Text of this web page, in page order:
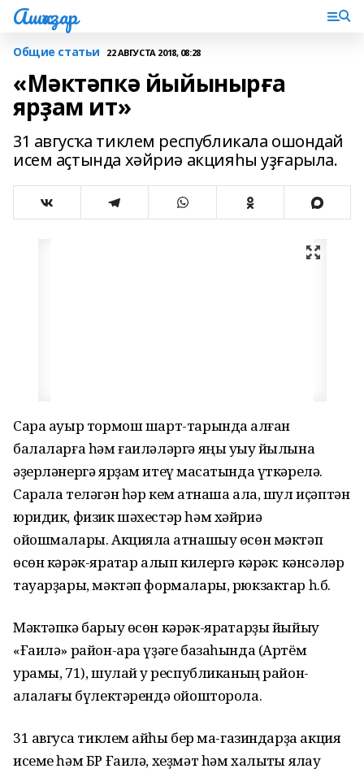
Ашҡаҙар
Общие статьи 22 АВГУСТА 2018, 08:28
«Мәктәпкә йыйынырға
ярҙам ит»
31 авгусҡа тиклем республикала ошондай
исем аҫтында хәйриә акцияһы уҙғарыла.
Сара ауыр тормош шарт-тарында ҡалған
балаларға һәм ғаиләләргә яңы уҡыу йылына
әҙерләнергә ярҙам итеү маҡсатында үткәрелә.
Сарала теләгән һәр кем ҡатнаша ала, шул иҫәптән
юридик, физик шәхестәр һәм хәйриә
ойошмалары. Акцияла ҡатнашыу өсөн мәктәп
өсөн кәрәк-яраҡтар алып килергә кәрәк: кәнсәләр
тауарҙары, мәктәп формалары, рюкзактар һ.б.
Мәктәпкә барыу өсөн кәрәк-яраҡтарҙы йыйыу
«Ғаилә» район-ара үҙәге базаһында (Артём
урамы, 71), шулай уҡ республиканың район-
ҡалалағы бүлектәрендә ойошторола.
31 авгусҡа тиклем ҡайһы бер ма-газиндарҙа акция
исеме һәм БР Ғаилә, хеҙмәт һәм халыҡты яҡлау